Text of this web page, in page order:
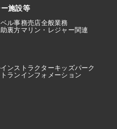
施設等
ル事務売店全般業務
裏方マリン・レジャー関連
インストラクターキッズパーク
ランインフォメーション